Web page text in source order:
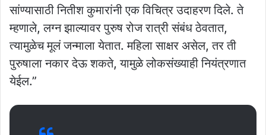
सांण्यासाठी नितीश कुमारांनी एक विचित्र उदाहरण दिले. ते
म्हणाले, लग्न झाल्यावर पुरुष रोज रात्री संबंध ठेवतात,
त्यामुळेच मूलं जन्माला येतात. महिला साक्षर असेल, तर ती
पुरुषाला नकार देऊ शकते, यामुळे लोकसंख्याही नियंत्रणात
येईल.”